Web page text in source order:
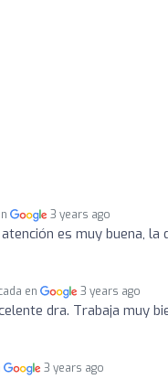
3 years ago
es muy buena,
en 3 years ago
dra. Trabaja muy
3 years ago